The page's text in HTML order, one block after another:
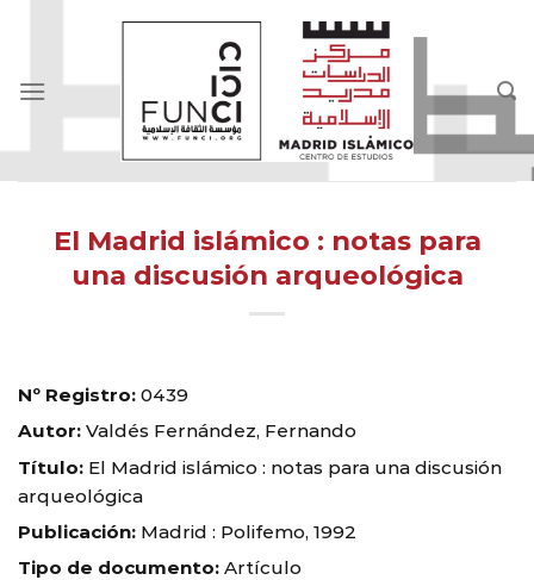
El Madrid islámico : notas para
una discusión arqueológica
Nº Registro: 0439
Autor: Valdés Fernández, Fernando
Título: El Madrid islámico : notas para una discusión
arqueológica
Publicación: Madrid : Polifemo, 1992
Tipo de documento: Artículo